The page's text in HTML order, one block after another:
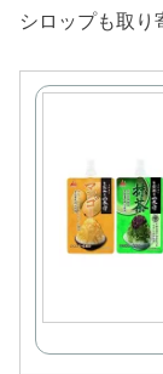
シロップも取り